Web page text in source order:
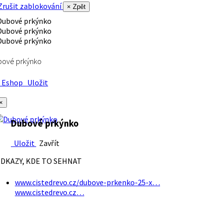
zablokování
× Zpět
prkýnko
Uložit
Dubové prkýnko
Uložit Zavřít
KDE TO SEHNAT
www.cistedrevo.cz/dubove-prkenko-25-x…
www.cistedrevo.cz…